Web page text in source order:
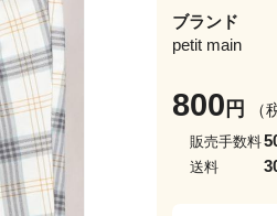
ブランド
petit main
800 円 （
販売手数料
送料